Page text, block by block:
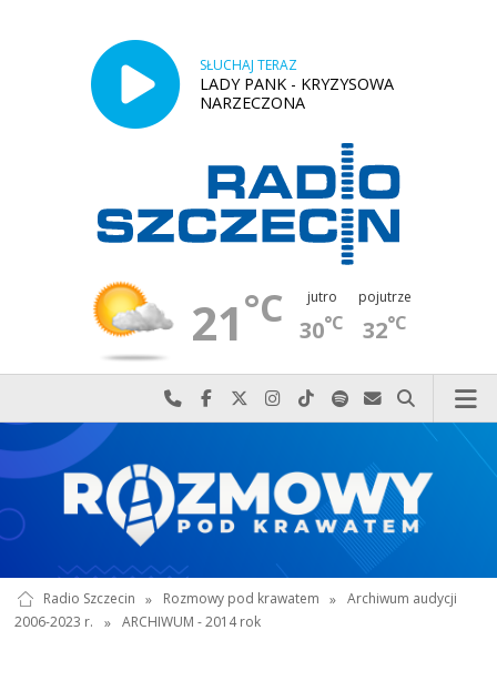
SŁUCHAJ TERAZ
LADY PANK - KRYZYSOWA
NARZECZONA
21°C jutro
30°C
pojutrze
32°C
Najlepiej po prostu do nas zadzwoń
Odwiedź nas na Facebook-u
Odwiedź nas na X
Odwiedź nas na Instagram-ie
Odwiedź nas na TikTok-u
Szukaj nas na Spotify
Wyślij do nas
Szukaj
Radio Szczecin » Rozmowy pod krawatem » Archiwum audycji
2006-2023 r.
» ARCHIWUM - 2014 rok